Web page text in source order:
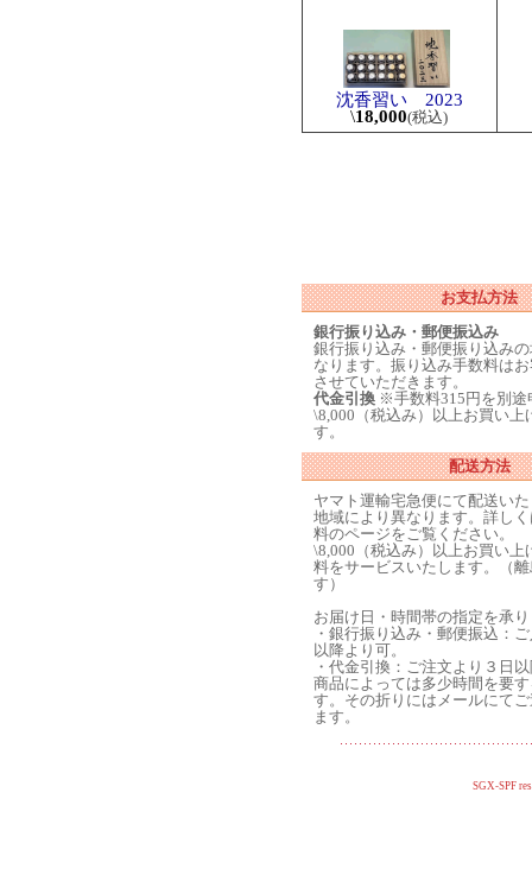
沈香習い 2023
\18,000(税込)
お支払方法
銀行振り込み・郵便振込み
銀行振り込み・郵便振り込み
なります。振り込み手数料は
させていただきます。
代金引換※手数料315円を別途
\8,000（税込み）以上お買い上
す。
配送方法
ヤマト運輸宅急便にて配送い
地域により異なります。詳し
料のページをご覧ください。
\8,000（税込み）以上お買い上
料をサービスいたします。（
す）
お届け日・時間帯の指定を承
・銀行振り込み・郵便振込：
以降より可。
・代金引換：ご注文より３日
商品によっては多少時間を要
す。その折りにはメールにて
ます。
SGX-SPF